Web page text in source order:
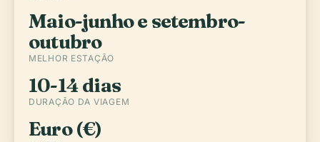
Maio-junho e setembro-
outubro
MELHOR ESTAÇÃO
10-14 dias
DURAÇÃO DA VIAGEM
Euro (€)